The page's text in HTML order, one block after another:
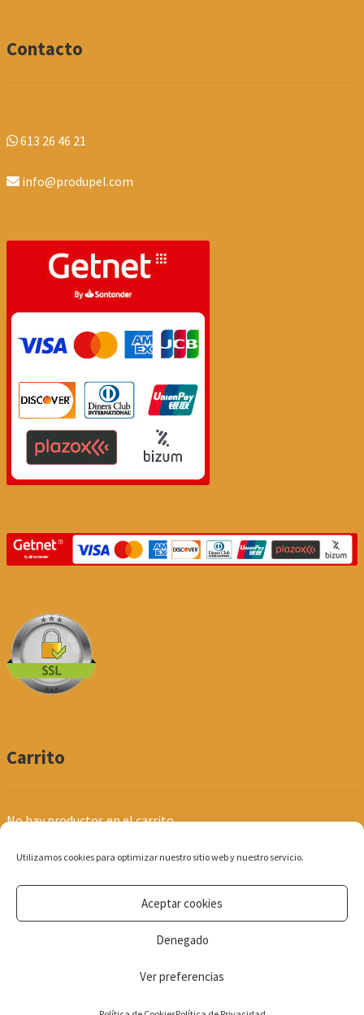
Utilizamos cookies para optimizar nuestro sitio web y nuestro servicio.
Aceptar cookies
Denegado
Ver preferencias
Contacto
613 26 46 21
info@produpel.com
Carrito
No hay productos en el carrito.
© Produpel | Productos de Peluquería y Estética 2026